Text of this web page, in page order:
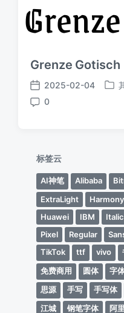
Grenze Gotisch
发
布
2025-02-04
发
评
0
标签云
AI神笔 Alibaba
ExtraLight
Harmony
Huawei
IBM Italic
Pixel
Regular
TikTok
ttf vivo
免费商用
圆体 字
思源
手写 手写体
江城
钢笔字体 阿